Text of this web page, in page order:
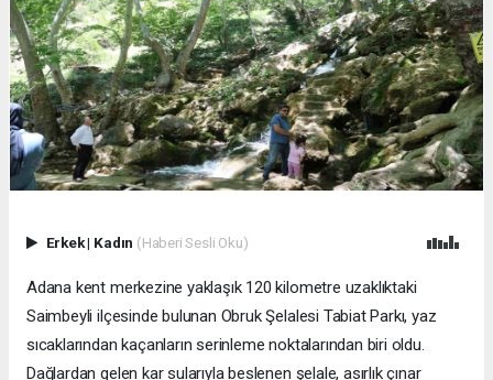
Erkek| Kadın (Haberi Sesli Oku)
Adana kent merkezine yaklaşık 120 kilometre uzaklıktaki
Saimbeyli ilçesinde bulunan Obruk Şelalesi Tabiat Parkı, yaz
sıcaklarından kaçanların serinleme noktalarından biri oldu.
Dağlardan gelen kar sularıyla beslenen şelale, asırlık çınar